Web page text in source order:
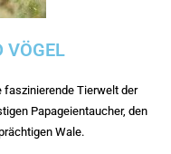
VÖGEL
faszinierende Tierwelt der
Papageientaucher, den
Wale.